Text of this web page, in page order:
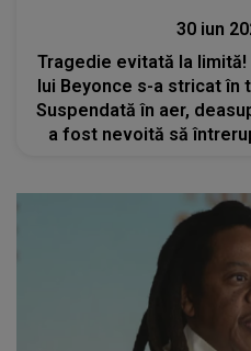
30 iun
Tragedie evitată la
lui Beyonce s-a stricat în
Suspendată în aer,
a fost nevoită să